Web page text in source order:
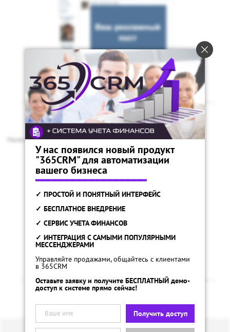
После этого посетитель видит информацию, как ему получить подарок
У нас появился новый продукт
"365CRM" для автоматизации
вашего бизнеса
━━━━━━━━━━━━━━━━━━
✓ ПРОСТОЙ И ПОНЯТНЫЙ ИНТЕРФЕЙС
✓ БЕСПЛАТНОЕ ВНЕДРЕНИЕ
✓ СЕРВИС УЧЕТА ФИНАНСОВ
✓ ИНТЕГРАЦИЯ С САМЫМИ ПОПУЛЯРНЫМИ
МЕССЕНДЖЕРАМИ
Управляйте продажами, общайтесь с клиентами
в 365CRM
Оставьте заявку и получите БЕСПЛАТНЫЙ демо-
доступ к системе прямо сейчас!
Получить доступ